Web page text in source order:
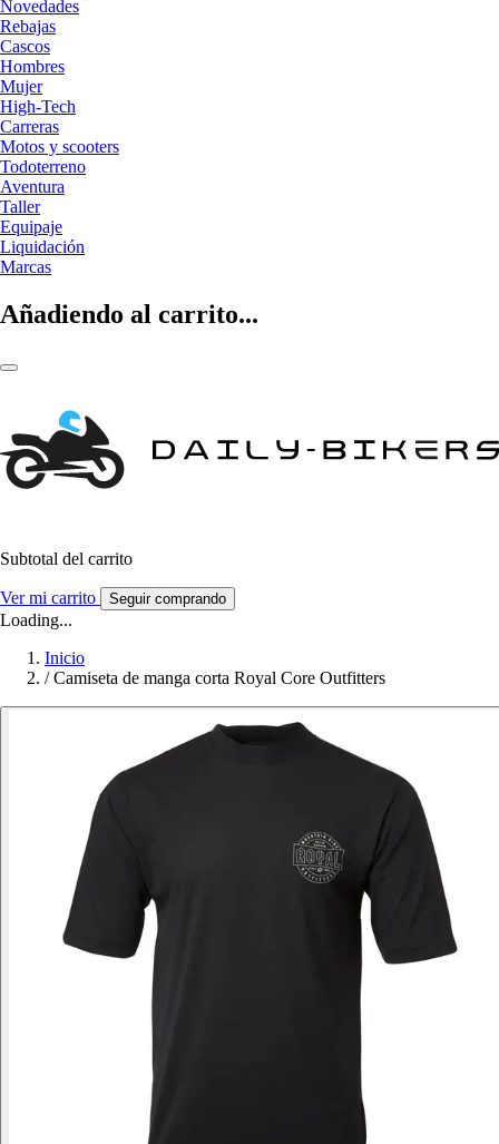
Novedades
Rebajas
Cascos
Hombres
Mujer
High-Tech
Carreras
Motos y scooters
Todoterreno
Aventura
Taller
Equipaje
Liquidación
Marcas
Añadiendo al carrito...
Subtotal del carrito
Ver mi carrito Seguir comprando
Loading...
Inicio
/ Camiseta de manga corta Royal Core Outfitters